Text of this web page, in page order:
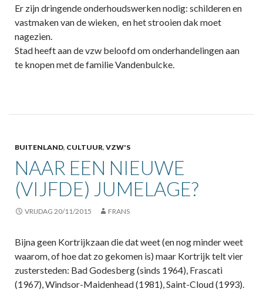
Er zijn dringende onderhoudswerken nodig: schilderen en
vastmaken van de wieken, en het strooien dak moet
nagezien.
Stad heeft aan de vzw beloofd om onderhandelingen aan
te knopen met de familie Vandenbulcke.
BUITENLAND, CULTUUR, VZW'S
NAAR EEN NIEUWE
(VIJFDE) JUMELAGE?
VRIJDAG 20/11/2015 FRANS
Bijna geen Kortrijkzaan die dat weet (en nog minder weet
waarom, of hoe dat zo gekomen is) maar Kortrijk telt vier
zustersteden: Bad Godesberg (sinds 1964), Frascati
(1967), Windsor-Maidenhead (1981), Saint-Cloud (1993).